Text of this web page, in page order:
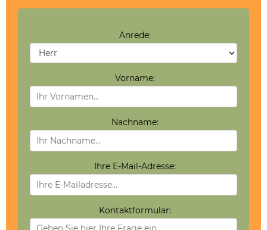
Anrede:
Vorname:
Nachname:
Ihre E-Mail-Adresse:
Kontaktformular: